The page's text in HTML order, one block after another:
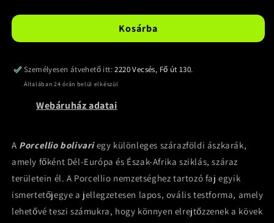
Kosárba
Személyesen átvehető itt:2220 Vecsés, Fő út 130.
Általában 24 órán belül elkészül
Webáruház adatai
A Porcellio bolivariegy különleges szárazföldi ászkarák,
amely főként Dél-Európa és Észak-Afrika sziklás, száraz
területein él. A Porcellio nemzetséghez tartozó faj egyik
ismertetőjegye a jellegzetesen lapos, ovális testforma, amely
lehetővé teszi számukra, hogy könnyen elrejtőzzenek a kövek